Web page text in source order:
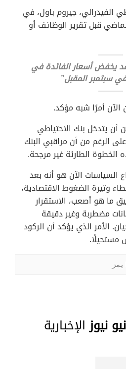
الفيدرالي، جيروم باول، في
قبل تقرير الوظائف أو
يخفض أسعار الفائدة في
سبتمبر المقبل”
أمرًا شبه مؤكد.
يتدخل بنك الاحتياطي
الرغم من أن مراقبي البنك
الخطوة الطارئة غير مرجحة.
السياسات الآن هو أنه بعد
وتيرة الضغوط الاقتصادية،
ما هو أصعب، الاستقرار
مضطربة وغير دقيقة
الأمر الذي يؤكد أن الركود
مستحيلًا.
نيو نيوزالإخبارية